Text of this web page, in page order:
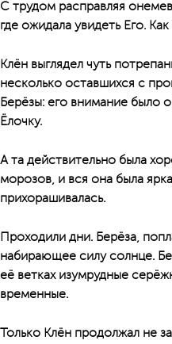
С трудом расправляя
где ожидала увидеть Его.
Клён выглядел чуть
несколько оставшихся с
Берёзы: его внимание было
Ёлочку.
А та действительно была
морозов, и вся она была
прихорашивалась.
Проходили дни. Берёза,
набирающее силу солнце.
её ветках изумрудные
временные.
Только Клён продолжал не